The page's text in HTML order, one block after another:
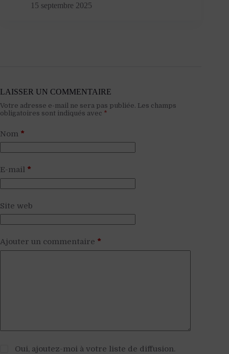
15 septembre 2025
LAISSER UN COMMENTAIRE
Votre adresse e-mail ne sera pas publiée. Les champs
obligatoires sont indiqués avec *
Nom *
E-mail *
Site web
Ajouter un commentaire *
Oui, ajoutez-moi à votre liste de diffusion.